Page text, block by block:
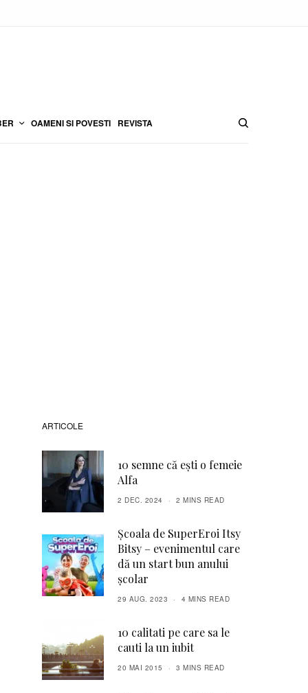
OAMENI SI POVESTI REVISTA
ARTICOLE
10 semne că ești o femeie
Alfa
2 DEC. 2024 2 MINS READ
Școala de SuperEroi Itsy
Bitsy – evenimentul care
dă un start bun anului
școlar
29 AUG. 2023 4 MINS READ
10 calitati pe care sa le
cauti la un iubit
20 MAI 2015 3 MINS READ